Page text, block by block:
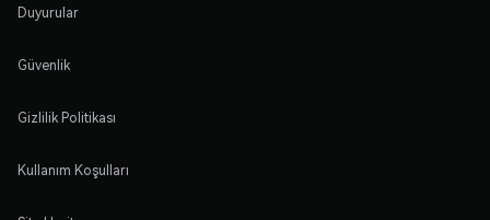
Duyurular
Güvenlik
Gizlilik Politikası
Kullanım Koşulları